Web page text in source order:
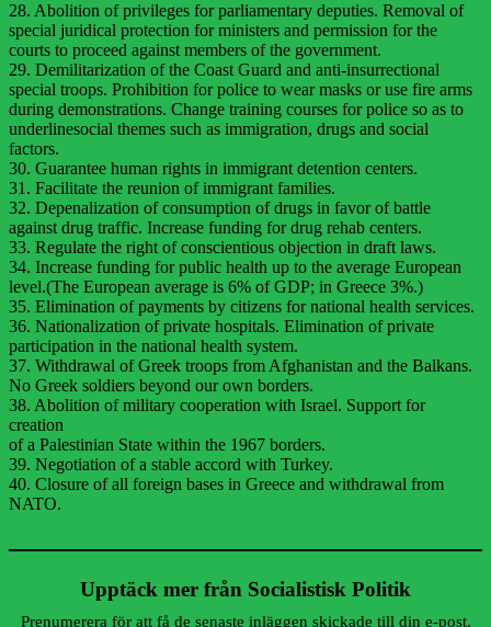
28. Abolition of privileges for parliamentary deputies. Removal of
special juridical protection for ministers and permission for the
courts to proceed against members of the government.
29. Demilitarization of the Coast Guard and anti-insurrectional
special troops. Prohibition for police to wear masks or use fire arms
during demonstrations. Change training courses for police so as to
underlinesocial themes such as immigration, drugs and social
factors.
30. Guarantee human rights in immigrant detention centers.
31. Facilitate the reunion of immigrant families.
32. Depenalization of consumption of drugs in favor of battle
against drug traffic. Increase funding for drug rehab centers.
33. Regulate the right of conscientious objection in draft laws.
34. Increase funding for public health up to the average European
level.(The European average is 6% of GDP; in Greece 3%.)
35. Elimination of payments by citizens for national health services.
36. Nationalization of private hospitals. Elimination of private
participation in the national health system.
37. Withdrawal of Greek troops from Afghanistan and the Balkans.
No Greek soldiers beyond our own borders.
38. Abolition of military cooperation with Israel. Support for
creation
of a Palestinian State within the 1967 borders.
39. Negotiation of a stable accord with Turkey.
40. Closure of all foreign bases in Greece and withdrawal from
NATO.
Upptäck mer från Socialistisk Politik
Prenumerera för att få de senaste inläggen skickade till din e-post.